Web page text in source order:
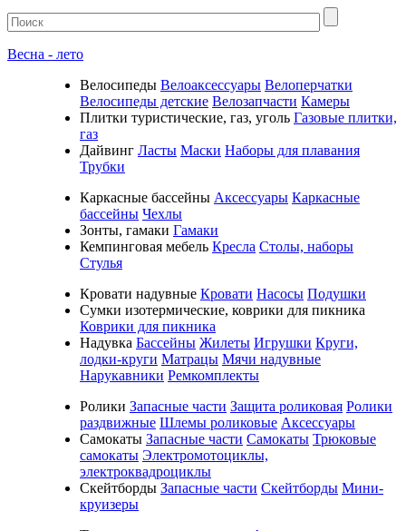
Весна - лето
Велосипеды Велоаксессуары Велоперчатки
Велосипеды детские Велозапчасти Камеры
Плитки туристические, газ, уголь Газовые плитки,
газ
Дайвинг Ласты Маски Наборы для плавания
Трубки
Каркасные бассейны Аксессуары Каркасные
бассейны Чехлы
Зонты, гамаки Гамаки
Кемпинговая мебель Кресла Столы, наборы
Стулья
Кровати надувные Кровати Насосы Подушки
Cумки изотермические, коврики для пикника
Коврики для пикника
Надувка Бассейны Жилеты Игрушки Круги,
лодки-круги Матрацы Мячи надувные
Нарукавники Ремкомплекты
Ролики Запасные части Защита роликовая Ролики
раздвижные Шлемы роликовые Аксессуары
Самокаты Запасные части Самокаты Трюковые
самокаты Электромотоциклы,
электроквадроциклы
Скейтборды Запасные части Скейтборды Мини-
круизеры